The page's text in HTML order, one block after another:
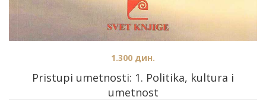
Pristupi umetnosti: 1. Politika, kultura i
umetnost
1.300 дин.